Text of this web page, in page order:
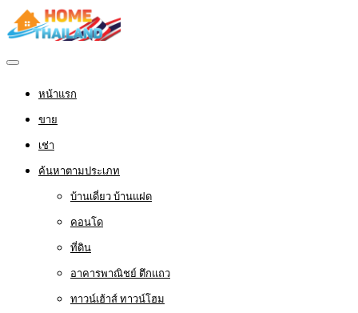
หน้าแรก
ขาย
เช่า
ค้นหาตามประเภท
บ้านเดี่ยว บ้านแฝด
คอนโด
ที่ดิน
อาคารพาณิชย์ ตึกแถว
ทาวน์เฮ้าส์ ทาวน์โฮม